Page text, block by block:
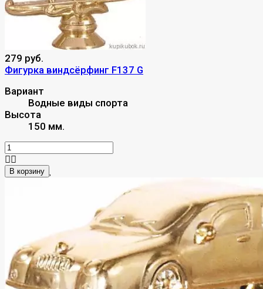
279 руб.
Фигурка виндсёрфинг F137 G
Вариант
Водные виды спорта
Высота
150 мм.
В корзину